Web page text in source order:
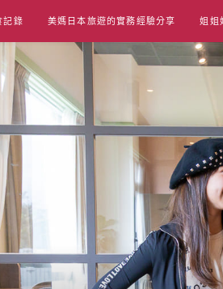
記錄 美媽日本旅遊的實務經驗分享 姐姐